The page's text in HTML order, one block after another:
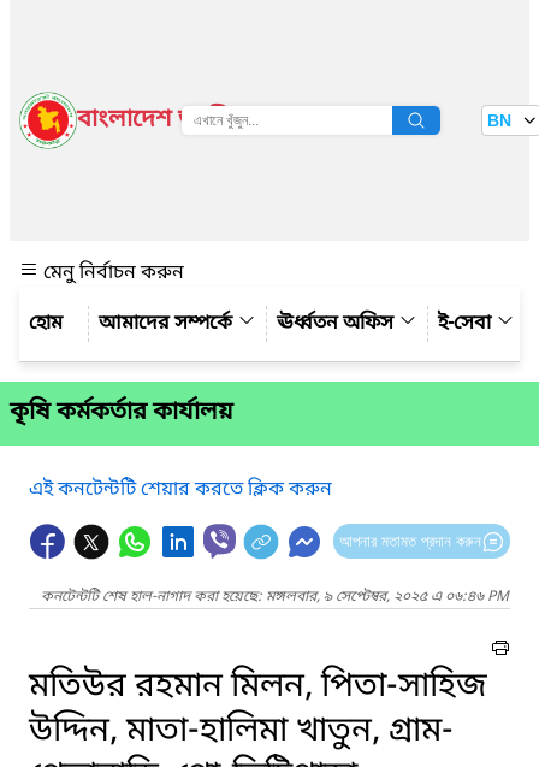
বাংলাদেশ জাতীয় তথ্য বাতায়ন BN
মেনু নির্বাচন করুন
আমাদের সম্পর্কে
ঊর্ধ্বতন অফিস ই-সেবা
কৃষি কর্মকর্তার কার্যালয়
এই কনটেন্টটি শেয়ার করতে ক্লিক করুন
আপনার মতামত প্রদান করুন
কনটেন্টটি শেষ হাল-নাগাদ করা হয়েছে: মঙ্গলবার, ৯ সেপ্টেম্বর, ২০২৫ এ ০৬:৪৬ PM
মতিউর রহমান মিলন, পিতা-সাহিজ
উদ্দিন, মাতা-হালিমা খাতুন, গ্রাম-